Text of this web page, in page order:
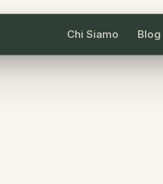
Chi Siamo Blog